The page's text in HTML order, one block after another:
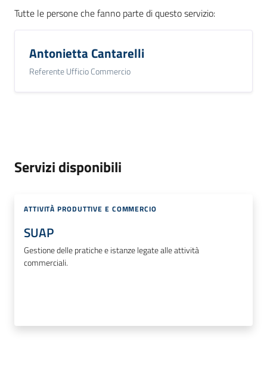
Tutte le persone che fanno parte di questo servizio:
Antonietta Cantarelli
Referente Ufficio Commercio
Servizi disponibili
ATTIVITÀ PRODUTTIVE E COMMERCIO
SUAP
Gestione delle pratiche e istanze legate alle attività
commerciali.